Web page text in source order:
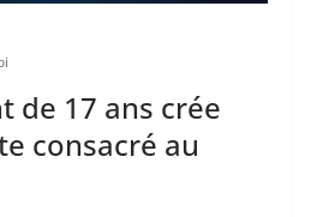
de 17 ans crée
consacré au